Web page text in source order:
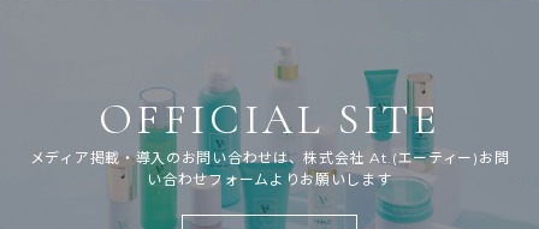
OFFICIAL SITE
メディア掲載・導入のお問い合わせは、株式会社 At.(エーティー)お問
い合わせフォームよりお願いします